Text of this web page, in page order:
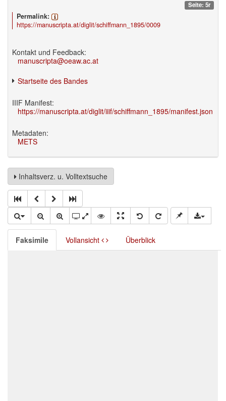
Seite: 5r
Permalink:
https://manuscripta.at/diglit/schiffmann_1895/0009
Kontakt und Feedback:
manuscripta@oeaw.ac.at
Startseite des Bandes
IIIF Manifest:
https://manuscripta.at/diglit/iiif/schiffmann_1895/manifest.json
Metadaten:
METS
Inhaltsverz. u. Volltextsuche
Faksimile Vollansicht Überblick